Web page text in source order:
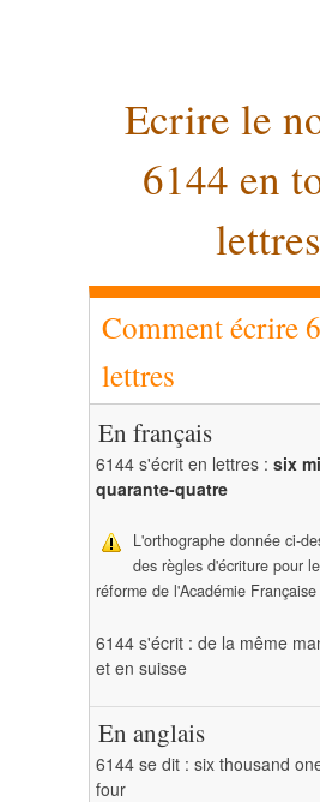
Ecrire le
6144 en
lettres
Comment écrire
lettres
En français
6144 s'écrit en lettres : six
quarante-quatre
L'orthographe donnée ci-
des règles d'écriture pour
réforme de l'Académie
6144 s'écrit : de la même
et en suisse
En anglais
6144 se dit : six thousand
four